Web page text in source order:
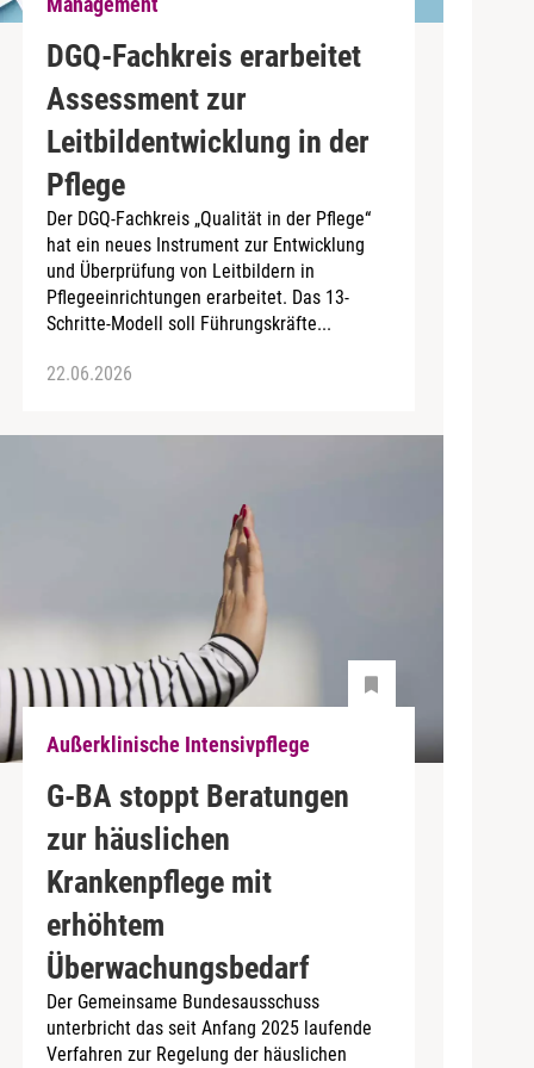
DGQ-Fachkreis erarbeitet
Assessment zur
Leitbildentwicklung in der
Pflege
Der DGQ-Fachkreis „Qualität in der Pflege“
hat ein neues Instrument zur Entwicklung
und Überprüfung von Leitbildern in
Pflegeeinrichtungen erarbeitet. Das 13-
Schritte-Modell soll Führungskräfte...
22.06.2026
Außerklinische Intensivpflege
G-BA stoppt Beratungen
zur häuslichen
Krankenpflege mit
erhöhtem
Überwachungsbedarf
Der Gemeinsame Bundesausschuss
unterbricht das seit Anfang 2025 laufende
Verfahren zur Regelung der häuslichen